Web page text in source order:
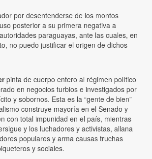
por desentenderse de los montos
posterior a su primera negativa a
paraguayas, ante las cuales, en
no puedo justificar el origen de dichos
pinta de cuerpo entero al régimen político
en negocios turbios e investigados por
y sobornos. Esta es la “gente de bien”
construye mayoría en el Senado y
con total impunidad en el país, mientras
y los luchadores y activistas, allana
populares y arma causas truchas
y sociales.